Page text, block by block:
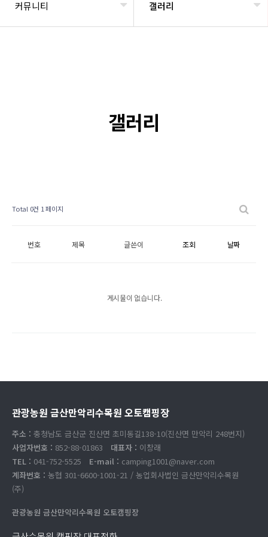
커뮤니티 갤러리
갤러리
Total 0건 1 페이지
번호 제목 글쓴이 조회 날짜
게시물이 없습니다.
관광농원 금산만악리수목원 오토캠핑장
주소 : 충청남도 금산군 진산면 초미동길138-10(진산면 만악리 248번지)
사업자번호 : 852-88-01863 대표자 : 이창래
TEL : 041-752-5525 E-mail : camping1001@naver.com
계좌번호 : 농협 301-6600-1001-21 / 농업회사법인 금산만악리수목원
(주)
관광농원 금산만악리수목원 오토캠핑장